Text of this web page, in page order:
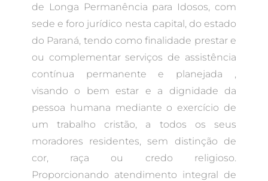
de Longa Permanência para Idosos, com
sede e foro jurídico nesta capital, do estado
do Paraná, tendo como finalidade prestar e
ou complementar serviços de assistência
contínua permanente e planejada ,
visando o bem estar e a dignidade da
pessoa humana mediante o exercício de
um trabalho cristão, a todos os seus
moradores residentes, sem distinção de
cor, raça ou credo religioso.
Proporcionando atendimento integral de